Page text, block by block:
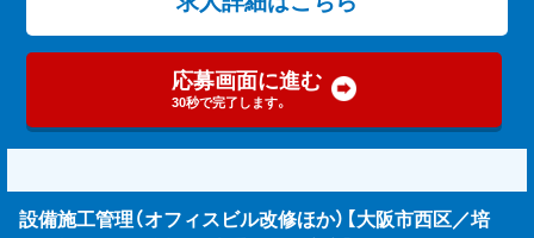
応募画面に進む
30秒で完了します。
設備施工管理（オフィスビル改修ほか）【大阪市西区／培